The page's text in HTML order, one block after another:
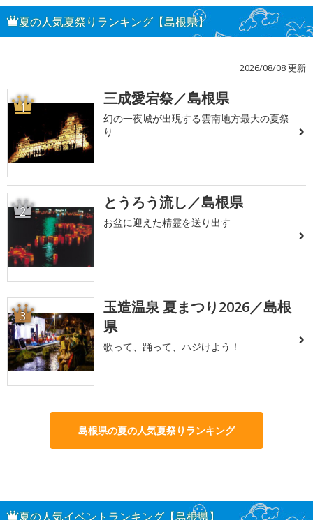
夏の人気夏祭りランキング【島根県】
2026/08/08 更新
1 三成愛宕祭／島根県
幻の一夜城が出現する雲南地方最大の夏祭
り
2 とうろう流し／島根県
お盆に迎えた精霊を送り出す
3
玉造温泉 夏まつり2026／島根
県
歌って、踊って、ハジけよう！
島根県の夏の人気夏祭りランキング
夏の人気イベントランキング【島根県】